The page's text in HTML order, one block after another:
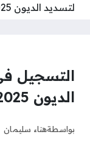
لتسديد الديون 2025 وشروط الاستفادة
التسجيل
الديون 2025 وشروط الاستفادة
بواسطةهناء سليمان